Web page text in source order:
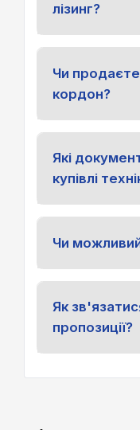
лізинг?
Чи продаєте
кордон?
Які
купівлі
Чи можливий
Як
пропозиції?